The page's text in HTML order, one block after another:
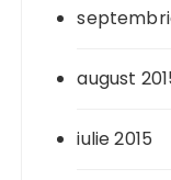
august
iulie 2015